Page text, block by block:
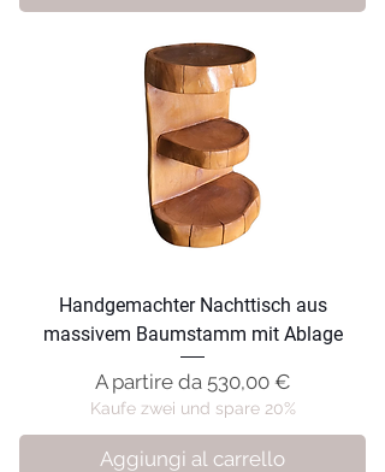
Handgemachter Nachttisch aus
massivem Baumstamm mit Ablage
A partire da 530,00 €
Prezzo scontato
Kaufe zwei und spare 20%
Aggiungi al carrello